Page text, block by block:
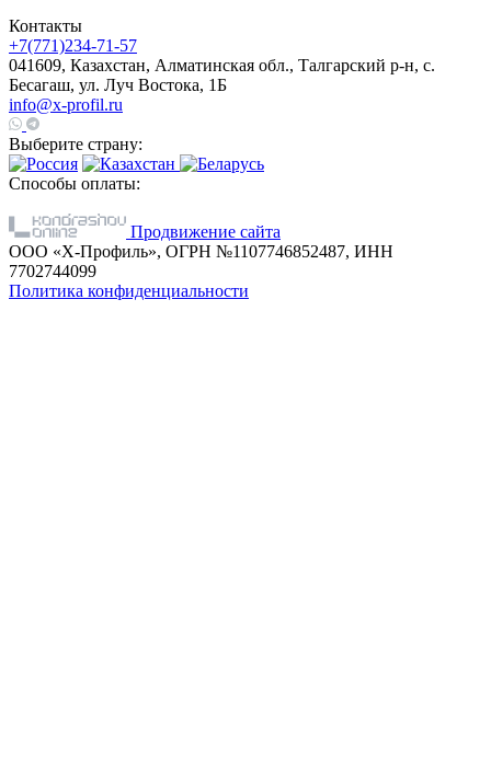
Контакты
+7(771)234-71-57
041609, Казахстан, Алматинская обл., Талгарский р-н, с.
Бесагаш, ул. Луч Востока, 1Б
info@x-profil.ru
Выберите страну:
Способы оплаты:
Продвижение сайта
ООО «Х-Профиль», ОГРН №1107746852487, ИНН
7702744099
Политика конфиденциальности